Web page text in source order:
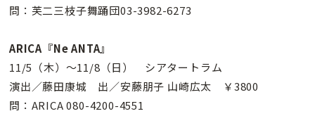
問：芙二三枝子舞踊団03-3982-6273
ARICA『Ne ANTA』
11/5（木）〜11/8（日） シアタートラム
演出／藤田康城 出／安藤朋子 山崎広太 ￥3800
問：ARICA 080-4200-4551